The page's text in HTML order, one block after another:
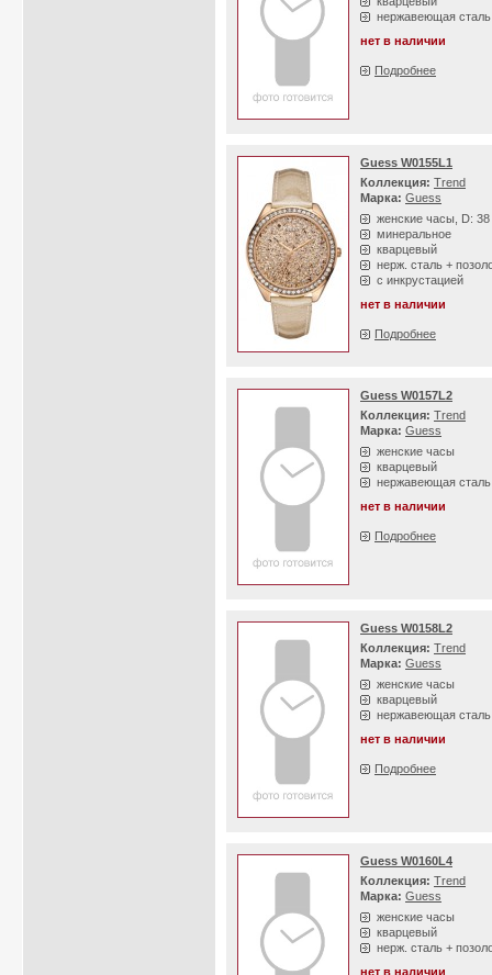
нержавеющая сталь
нет в наличии
Подробнее
Guess W0155L1
Коллекция: Trend
Марка: Guess
женские часы, D:
минеральное
кварцевый
нерж. сталь +
с инкрустацией
нет в наличии
Подробнее
Guess W0157L2
Коллекция: Trend
Марка: Guess
женские часы
кварцевый
нержавеющая сталь
нет в наличии
Подробнее
Guess W0158L2
Коллекция: Trend
Марка: Guess
женские часы
кварцевый
нержавеющая сталь
нет в наличии
Подробнее
Guess W0160L4
Коллекция: Trend
Марка: Guess
женские часы
кварцевый
нерж. сталь +
нет в наличии